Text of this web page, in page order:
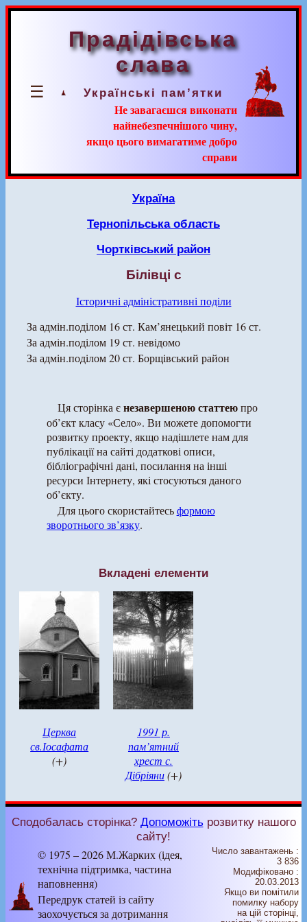
☰
Прадідівська
слава
Українські пам’ятки
Не завагаєшся виконати
найнебезпечнішого чину,
якщо цього вимагатиме добро
справи
Україна
Тернопільська область
Чортківський район
Білівці с
Історичні адміністративні поділи
За адмін.поділом 16 ст. Кам’янецький повіт 16 ст.
За адмін.поділом 19 ст. невідомо
За адмін.поділом 20 ст. Борщівський район
Ця сторінка єнезавершеною статтеюпро
об’єкт класу «Село». Ви можете допомогти
розвитку проекту, якщо надішлете нам для
публікації на сайті додаткові описи,
бібліографічні дані, посилання на інші
ресурси Інтернету, які стосуються даного
об’єкту.
Для цього скористайтесьформою
зворотнього зв’язку.
Вкладені елементи
Церква
св.Іосафата
(+)
1991 р.
пам’ятний
хрест с.
Дібріяни(+)
Сподобалась сторінка? Допоможіть розвитку нашого
сайту!
© 1975 – 2026 М.Жарких (ідея,
технічна підтримка, частина
наповнення)
Передрук статей із сайту
заохочується за дотримання
Число завантажень :
3 836
Модифіковано :
20.03.2013
Якщо ви помітили
помилку набору
на цiй сторiнцi,